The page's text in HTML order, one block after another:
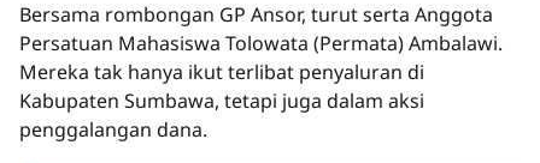
Bersama rombongan GP Ansor, turut serta Anggota
Persatuan Mahasiswa Tolowata (Permata) Ambalawi.
Mereka tak hanya ikut terlibat penyaluran di
Kabupaten Sumbawa, tetapi juga dalam aksi
penggalangan dana.